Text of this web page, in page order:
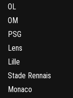
OL
OM
PSG
Lens
Lille
Stade Rennais
Monaco